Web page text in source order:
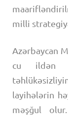
milli
Azərbaycan
cu ildən
layihələrin
məşğul